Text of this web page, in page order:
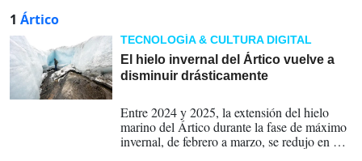
1 Ártico
TECNOLOGÍA & CULTURA DIGITAL
El hielo invernal del Ártico vuelve a
disminuir drásticamente
Entre 2024 y 2025, la extensión del hielo
marino del Ártico durante la fase de máximo
invernal, de febrero a marzo, se redujo en un